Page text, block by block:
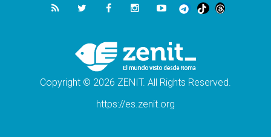
Iglesia en Ceuta convoca a una vigilia de
oración por la paz y la estabilidad
El Papa: Detengan la espiral de violencia y
den cabida a la diplomacia
Copyright © 2026 ZENIT. All Rights Reserved.
https://es.zenit.org